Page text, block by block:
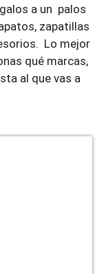
a un palos
zapatillas
Lo mejor
qué marcas,
al que vas a